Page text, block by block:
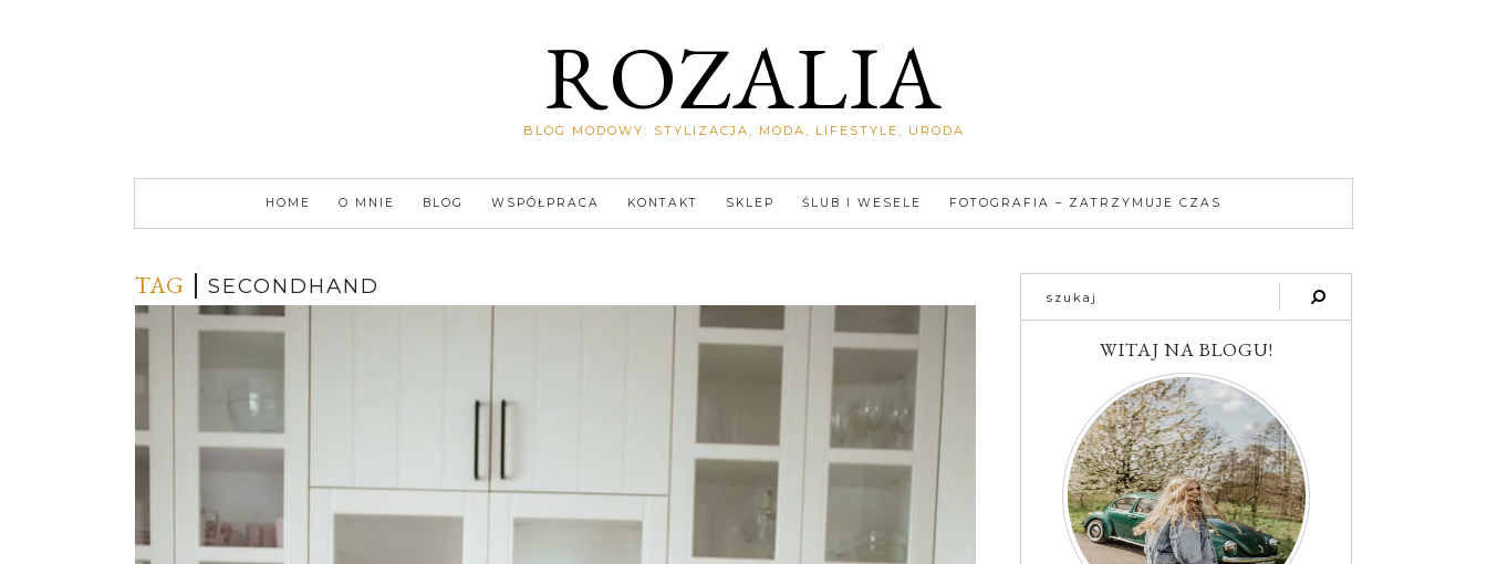
ROZALIA
BLOG MODOWY: STYLIZACJA, MODA, LIFESTYLE, URODA
HOME O MNIE BLOG WSPÓŁPRACA KONTAKT SKLEP ŚLUB I WESELE FOTOGRAFIA – ZATRZYMUJE CZAS
TAG SECONDHAND
WITAJ NA BLOGU!